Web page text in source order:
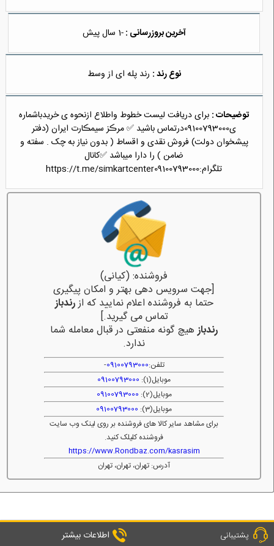
آخرین بروزرسانی :-1 سال پیش
نوع رند : رند پله ای از وسط
توضیحات : برای دریافت لیست خطوط واطلاع ازنحوه ی خریدباشماره
ی09100793000درتماس باشید ✅ مرڪز سیمڪارت ایران (دفتر
پیشخوان دولت) فروش نقدی و اقساط ( بدون نیاز به چک . سفته و
ضامن ) را دارا میباشد ✅کانال
تلگرام:https://t.me/simkartcenter09100793000
فروشنده: (کیانی)
[جهت سرویس دهی بهتر و امکان پیگیری
حتما به فروشنده اعلام نمایید که ازرندباز
تماس می گیرید.]
رندبازهیچ گونه منفعتی در قبال معامله شما
ندارد.
تلفن:09100793000
-
موبایل(1):
09100793000
موبایل(2):
09100793000
موبایل(3):
09100793000
برای مشاهد سایر کالا های فروشنده بر روی لینک وب سایت
فروشنده کلیلک کنید.
https://www.Rondbaz.com/kasrasim
آدرس: تهران، تهران، تهران
پشتیبانی اطلاعات بیشتر